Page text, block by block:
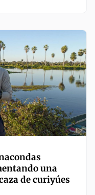
una
de curiyúes